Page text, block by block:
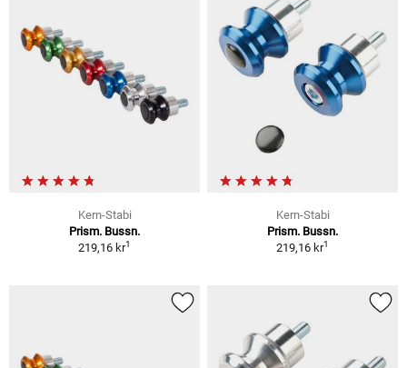
Kern-Stabi
Prism. Bussn.
219,16 kr1
Kern-Stabi
Prism. Bussn.
219,16 kr1